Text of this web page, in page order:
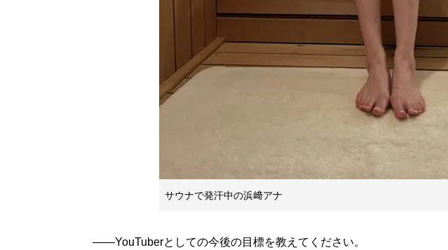
サウナで発汗中の浜﨑アナ
――YouTuberとしての今後の目標を教えてください。